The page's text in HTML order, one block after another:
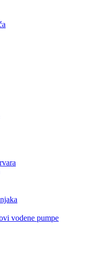
vodene pumpe